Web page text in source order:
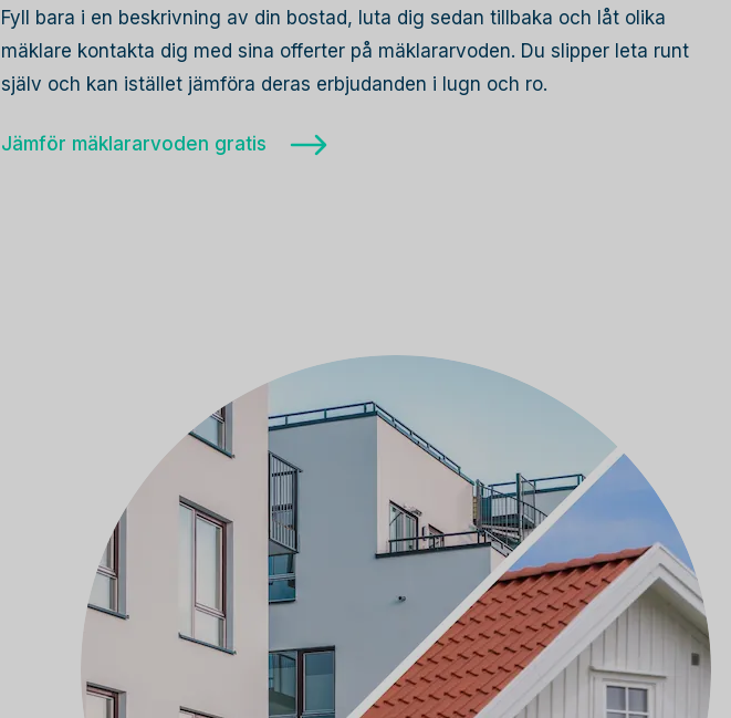
Fyll bara i en beskrivning av din bostad, luta dig sedan tillbaka och låt olika
mäklare kontakta dig med sina offerter på mäklararvoden. Du slipper leta runt
själv och kan istället jämföra deras erbjudanden i lugn och ro.
Jämför mäklararvoden gratis